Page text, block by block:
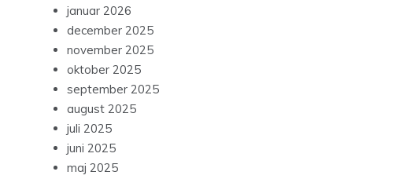
januar 2026
december 2025
november 2025
oktober 2025
september 2025
august 2025
juli 2025
juni 2025
maj 2025